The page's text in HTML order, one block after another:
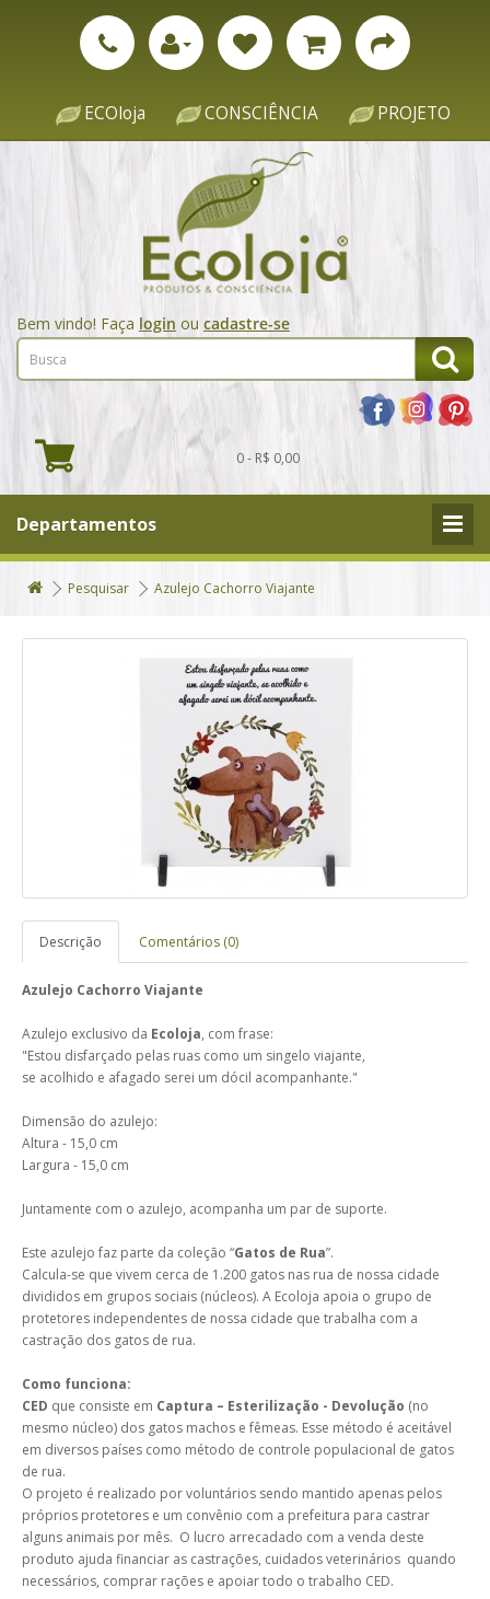
ECOloja CONSCIÊNCIA PROJETO
Bem vindo! Faça login ou cadastre-se
0 - R$ 0,00
Departamentos
Pesquisar Azulejo Cachorro Viajante
Descrição Comentários (0)
Azulejo Cachorro Viajante
Azulejo exclusivo da Ecoloja, com frase:
"Estou disfarçado pelas ruas como um singelo viajante,
se acolhido e afagado serei um dócil acompanhante."
Dimensão do azulejo:
Altura - 15,0 cm
Largura - 15,0 cm
Juntamente com o azulejo, acompanha um par de suporte.
Este azulejo faz parte da coleção “Gatos de Rua”.
Calcula-se que vivem cerca de 1.200 gatos nas rua de nossa cidade
divididos em grupos sociais (núcleos). A Ecoloja apoia o grupo de
protetores independentes de nossa cidade que trabalha com a
castração dos gatos de rua.
Como funciona:
CED que consiste em Captura – Esterilização - Devolução (no
mesmo núcleo) dos gatos machos e fêmeas. Esse método é aceitável
em diversos países como método de controle populacional de gatos
de rua.
O projeto é realizado por voluntários sendo mantido apenas pelos
próprios protetores e um convênio com a prefeitura para castrar
alguns animais por mês. O lucro arrecadado com a venda deste
produto ajuda financiar as castrações, cuidados veterinários quando
necessários, comprar rações e apoiar todo o trabalho CED.